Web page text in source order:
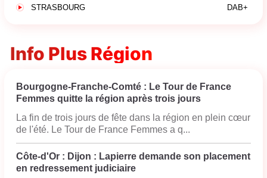
STRASBOURG DAB+
Info Plus Région
Bourgogne-Franche-Comté : Le Tour de France
Femmes quitte la région après trois jours
La fin de trois jours de fête dans la région en plein cœur
de l'été. Le Tour de France Femmes a q...
Côte-d'Or : Dijon : Lapierre demande son placement
en redressement judiciaire